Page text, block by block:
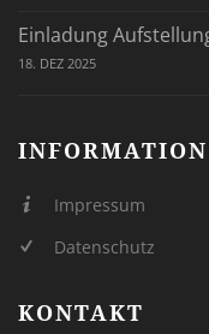
Einladung
18. DEZ 2025
INFORMATION
Impressum
Datenschutz
KONTAKT